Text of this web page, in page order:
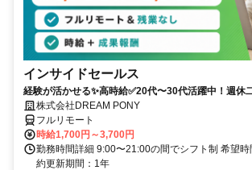
インサイドセールス
経験が活かせる✨高時給✅20代〜30代活躍中！週休
株式会社DREAM PONY
フルリモート
時給1,700円～3,700円
勤務時間詳細 9:00〜21:00の間でシフト制 希望
約更新期間：1年